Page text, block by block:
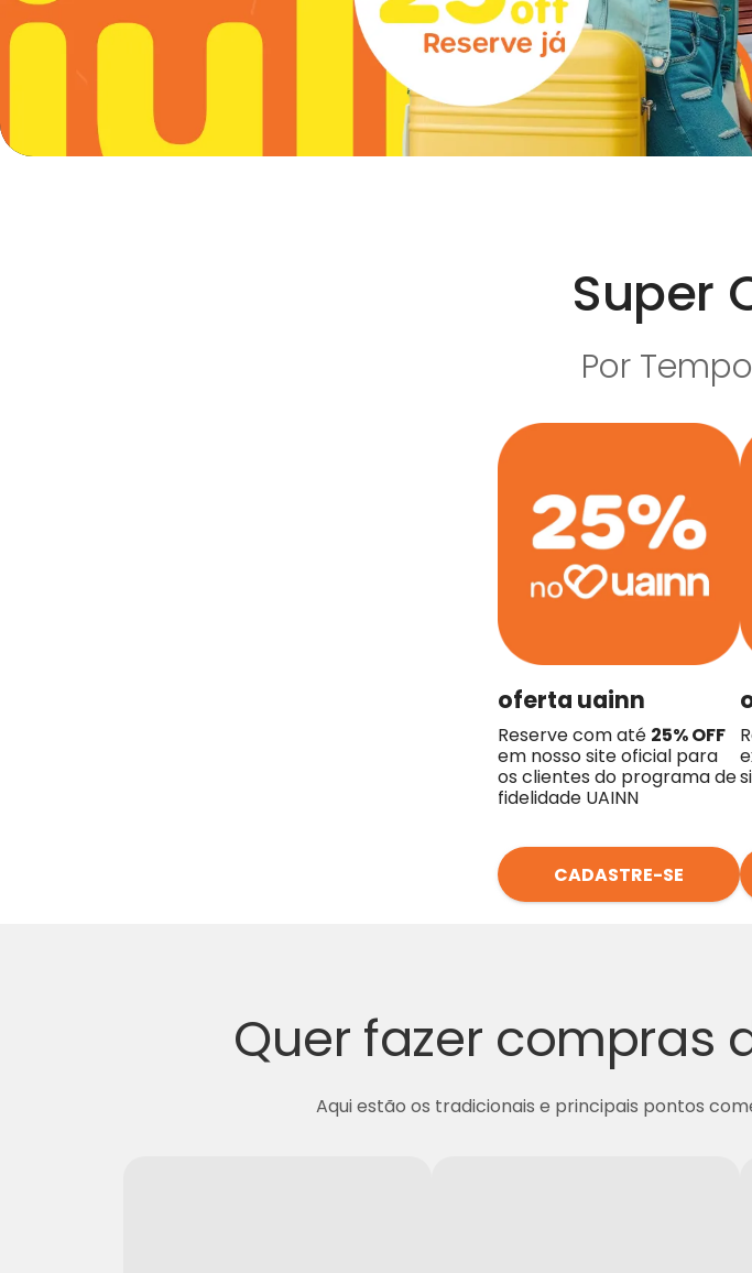
Super
Por
oferta uainn
Reserve com até 25% OFF
em nosso site oficial para
os clientes do programa de
fidelidade UAINN
CADASTRE-SE
Quer fazer compras
Aqui estão os tradicionais e principais pontos